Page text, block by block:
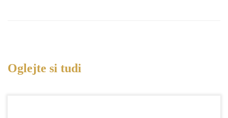
Oglejte si tudi